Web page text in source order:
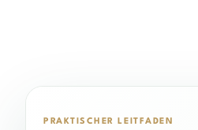
PRAKTISCHER LEITFADEN